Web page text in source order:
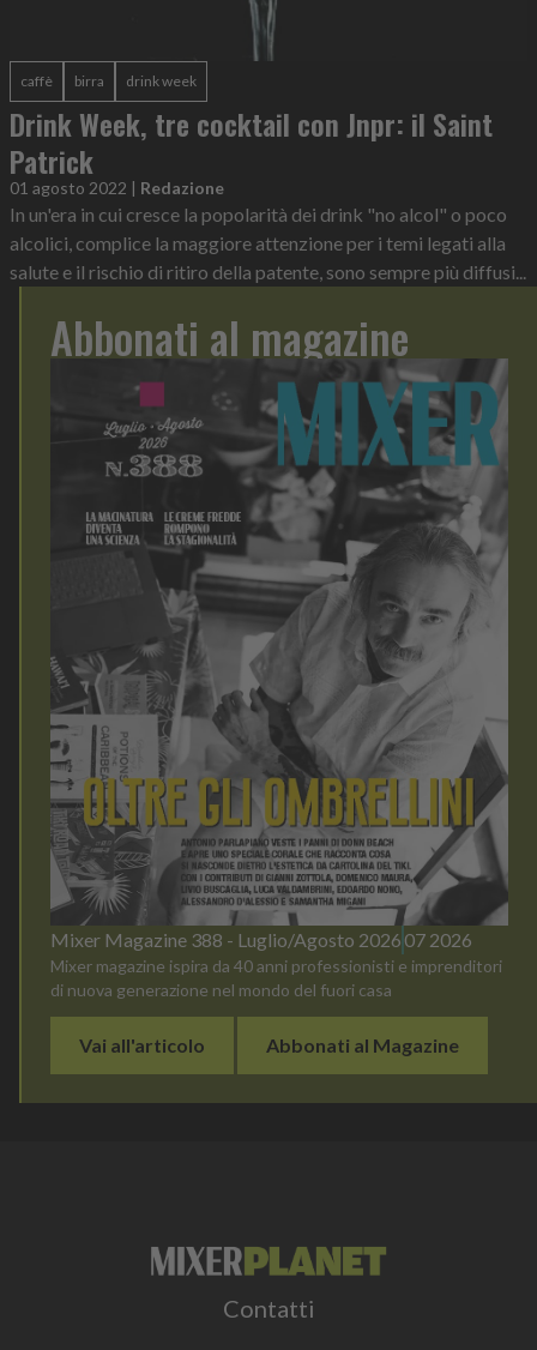
caffè birra drink week
Drink Week, tre cocktail con Jnpr: il Saint
Patrick
01 agosto 2022 | Redazione
In un'era in cui cresce la popolarità dei drink "no alcol" o poco
alcolici, complice la maggiore attenzione per i temi legati alla
salute e il rischio di ritiro della patente, sono sempre più diffusi...
Abbonati al magazine
Mixer Magazine 388 - Luglio/Agosto 2026 07 2026
Mixer magazine ispira da 40 anni professionisti e imprenditori
di nuova generazione nel mondo del fuori casa
Vai all'articolo Abbonati al Magazine
Contatti